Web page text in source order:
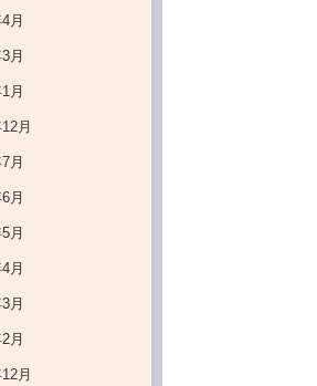
月
月
月
月
月
月
月
月
月
月
月